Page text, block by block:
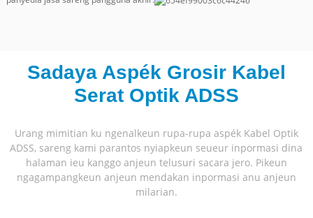
Sadaya Aspék Grosir Kabel
Serat Optik ADSS
Urang mimitian ku ngenalkeun rupa-rupa aspék Kabel Optik
ADSS, sareng kami parantos nyiapkeun seueur inpormasi dina
halaman ieu kanggo anjeun telusuri sacara jero. Pikeun
ngagampangkeun anjeun mendakan inpormasi anu anjeun
milarian.